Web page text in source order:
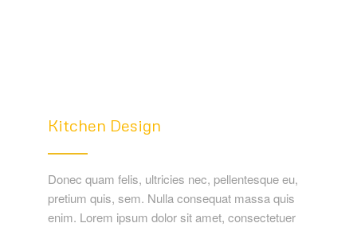
Kitchen Design
Donec quam felis, ultricies nec, pellentesque eu,
pretium quis, sem. Nulla consequat massa quis
enim. Lorem ipsum dolor sit amet, consectetuer